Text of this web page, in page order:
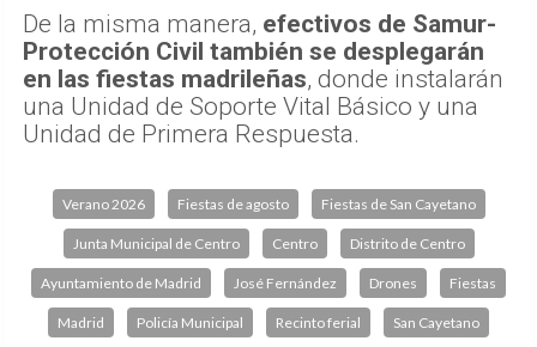
De la misma manera, efectivos de Samur-
Protección Civil también se desplegarán
en las fiestas madrileñas, donde instalarán
una Unidad de Soporte Vital Básico y una
Unidad de Primera Respuesta.
Verano 2026 Fiestas de agosto Fiestas de San Cayetano
Junta Municipal de Centro Centro Distrito de Centro
Ayuntamiento de Madrid José Fernández Drones Fiestas
Madrid Policía Municipal Recinto ferial San Cayetano